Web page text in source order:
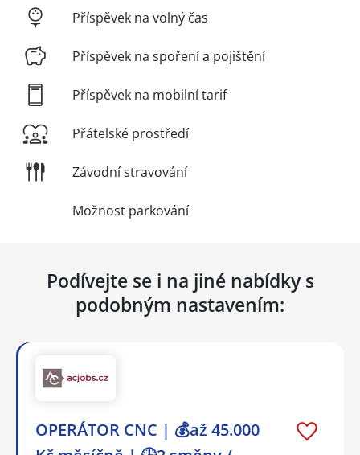
Příspěvek na volný čas
Příspěvek na spoření a pojištění
Příspěvek na mobilní tarif
Přátelské prostředí
Závodní stravování
Možnost parkování
Podívejte se i na jiné nabídky s
podobným nastavením:
OPERÁTOR CNC | 💰až 45.000